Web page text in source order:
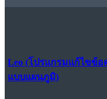
Leo (โปรแกรมแก้ไขข้อ
แบบแผนภูมิ)